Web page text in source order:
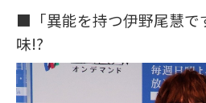
■「異能を持つ伊野尾慧で
味!?